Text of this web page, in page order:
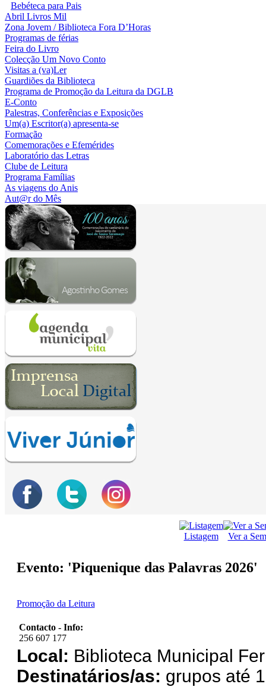
Bebéteca para Pais
Abril Livros Mil
Zona Jovem / Biblioteca Fora D’Horas
Programas de férias
Feira do Livro
Colecção Um Novo Conto
Visitas a (va)Ler
Guardiões da Biblioteca
Programa de Promoção da Leitura da DGLB
E-Conto
Palestras, Conferências e Exposições
Um(a) Escritor(a) apresenta-se
Formação
Comemorações e Efemérides
Laboratório das Letras
Clube de Leitura
Programa Famílias
As viagens do Anis
Aut@r do Mês
Listagem Ver a
Evento: 'Piquenique das Palavras 2026'
Promoção da Leitura
Contacto - Info:
256 607 177
Local: Biblioteca Municipal
Destinatários/as: grupos até